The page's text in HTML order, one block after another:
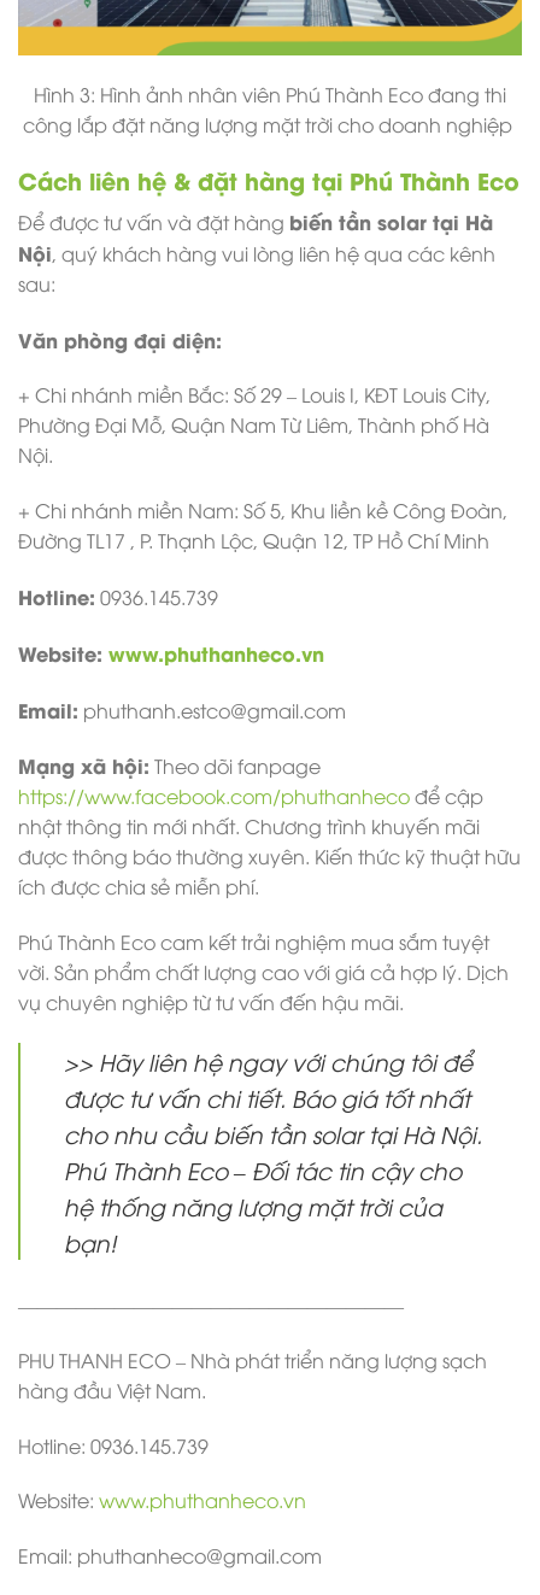
Hình 3: Hình ảnh nhân viên Phú Thành Eco đang thi
công lắp đặt năng lượng mặt trời cho doanh nghiệp
Cách liên hệ & đặt hàng tại Phú Thành Eco
Để được tư vấn và đặt hàng biến tần solar tại Hà
Nội, quý khách hàng vui lòng liên hệ qua các kênh
sau:
Văn phòng đại diện:
+ Chi nhánh miền Bắc: Số 29 – Louis I, KĐT Louis City,
Phường Đại Mỗ, Quận Nam Từ Liêm, Thành phố Hà
Nội.
+ Chi nhánh miền Nam: Số 5, Khu liền kề Công Đoàn,
Đường TL17 , P. Thạnh Lộc, Quận 12, TP Hồ Chí Minh
Hotline: 0936.145.739
Website: www.phuthanheco.vn
Email: phuthanh.estco@gmail.com
Mạng xã hội: Theo dõi fanpage
https://www.facebook.com/phuthanhecođể cập
nhật thông tin mới nhất. Chương trình khuyến mãi
được thông báo thường xuyên. Kiến thức kỹ thuật hữu
ích được chia sẻ miễn phí.
Phú Thành Eco cam kết trải nghiệm mua sắm tuyệt
vời. Sản phẩm chất lượng cao với giá cả hợp lý. Dịch
vụ chuyên nghiệp từ tư vấn đến hậu mãi.
>> Hãy liên hệ ngay với chúng tôi để
được tư vấn chi tiết. Báo giá tốt nhất
cho nhu cầu biến tần solar tại Hà Nội.
Phú Thành Eco – Đối tác tin cậy cho
hệ thống năng lượng mặt trời của
bạn!
————————————————————
PHU THANH ECO – Nhà phát triển năng lượng sạch
hàng đầu Việt Nam.
Hotline: 0936.145.739
Website: www.phuthanheco.vn
Email: phuthanheco@gmail.com